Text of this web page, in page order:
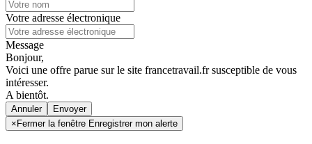
Votre adresse électronique
Message
Bonjour,
Voici une offre parue sur le site francetravail.fr susceptible de vous
intéresser.
A bientôt.
Annuler
× Fermer la fenêtre Enregistrer mon alerte